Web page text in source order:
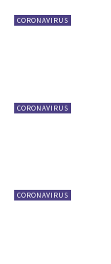
CORONAVIRUS
CORONAVIRUS
CORONAVIRUS